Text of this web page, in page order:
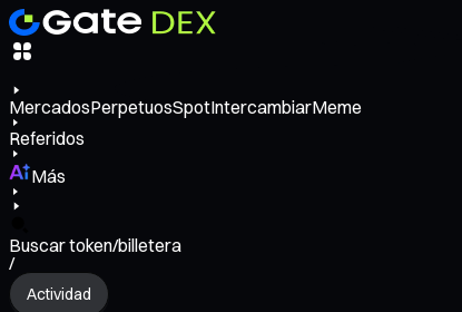
MercadosPerpetuosSpotIntercambiarMeme
Referidos
Más
Buscar token/billetera
/
Actividad